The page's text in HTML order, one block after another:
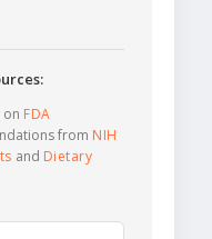
on FDA
from NIH
and Dietary